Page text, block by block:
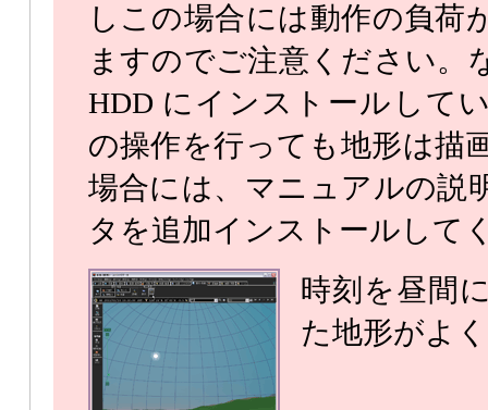
しこの場合には動作の負荷
ますのでご注意ください。
HDD にインストールして
の操作を行っても地形は描
場合には、マニュアルの説
タを追加インストールして
時刻を昼間
た地形がよ